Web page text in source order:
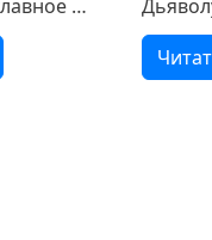
а
а
быть а
—